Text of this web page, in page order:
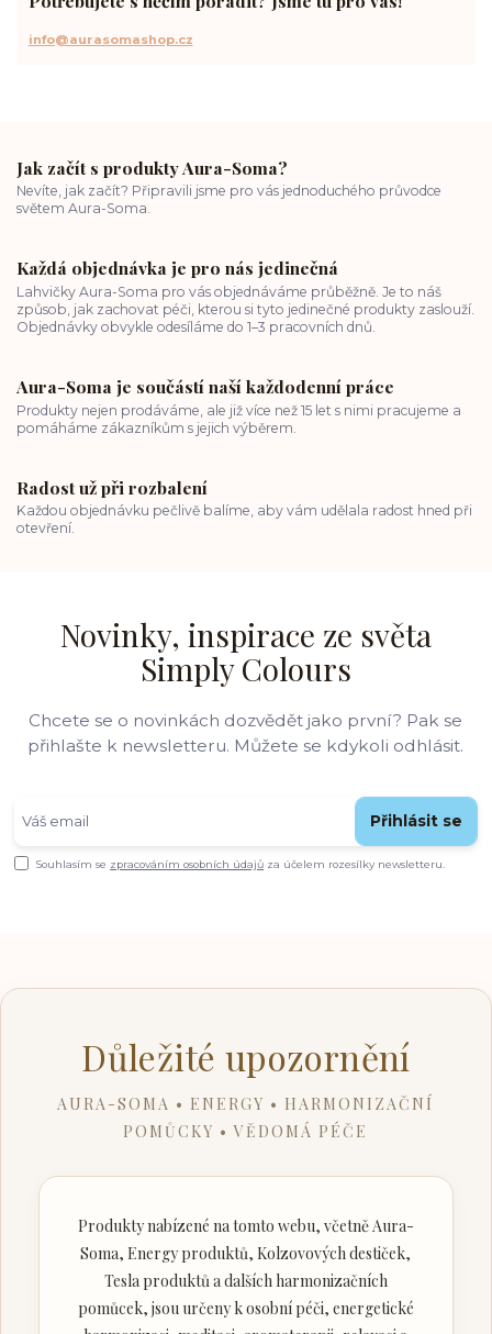
info@aurasomashop.cz
Jak začít s produkty Aura-Soma?
Nevíte, jak začít? Připravili jsme pro vás jednoduchého průvodce
světem Aura-Soma.
Každá objednávka je pro nás jedinečná
Lahvičky Aura-Soma pro vás objednáváme průběžně. Je to náš
způsob, jak zachovat péči, kterou si tyto jedinečné produkty zaslouží.
Objednávky obvykle odesíláme do 1–3 pracovních dnů.
Aura-Soma je součástí naší každodenní práce
Produkty nejen prodáváme, ale již více než 15 let s nimi pracujeme a
pomáháme zákazníkům s jejich výběrem.
Radost už při rozbalení
Každou objednávku pečlivě balíme, aby vám udělala radost hned při
otevření.
Novinky, inspirace ze světa
Simply Colours
Chcete se o novinkách dozvědět jako první? Pak se
přihlašte k newsletteru. Můžete se kdykoli odhlásit.
Přihlásit se
Souhlasím se zpracováním osobních údajů za účelem rozesílky newsletteru.
Důležité upozornění
AURA-SOMA • ENERGY • HARMONIZAČNÍ
POMŮCKY • VĚDOMÁ PÉČE
Produkty nabízené na tomto webu, včetně Aura-
Soma, Energy produktů, Kolzovových destiček,
Tesla produktů a dalších harmonizačních
pomůcek, jsou určeny k osobní péči, energetické